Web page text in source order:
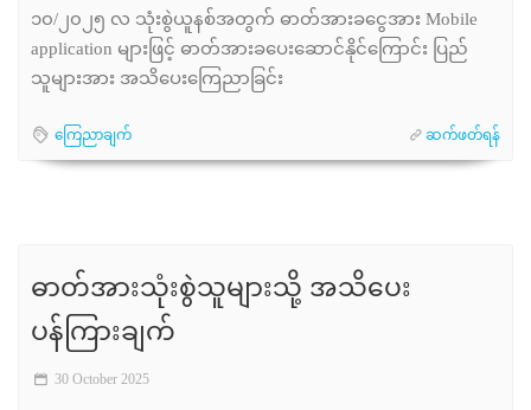
၁၀/၂၀၂၅ လ သုံးစွဲယူနစ်အတွက် ဓာတ်အားခငွေအား Mobile
application များဖြင့် ဓာတ်အားခပေးဆောင်နိုင်ကြောင်း ပြည်
သူများအား အသိပေးကြေညာခြင်း
ကြေညာချက် ဆက်ဖတ်ရန်
ဓာတ်အားသုံးစွဲသူများသို့ အသိပေး
ပန်ကြားချက်
30 October 2025